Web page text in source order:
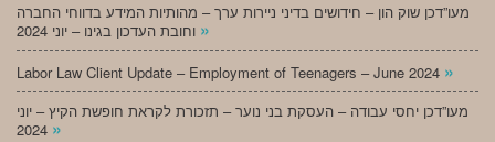
מעו”דכן שוק הון – חידושים בדיני ניירות ערך – מהותיות המידע בדווחי החברה
»
Labor Law Client Update – Employment of Teenagers – June 2024 »
מעו”דכן יחסי עבודה – העסקת בני נוער – תזכורת לקראת חופשת הקיץ – יוני
»